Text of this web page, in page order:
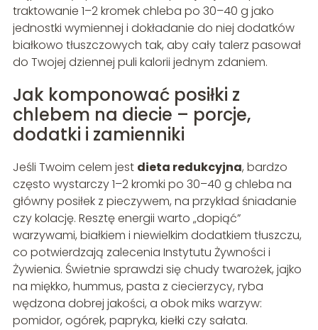
traktowanie 1–2 kromek chleba po 30–40 g jako
jednostki wymiennej i dokładanie do niej dodatków
białkowo tłuszczowych tak, aby cały talerz pasował
do Twojej dziennej puli kalorii jednym zdaniem.
Jak komponować posiłki z
chlebem na diecie – porcje,
dodatki i zamienniki
Jeśli Twoim celem jest dieta redukcyjna, bardzo
często wystarczy 1–2 kromki po 30–40 g chleba na
główny posiłek z pieczywem, na przykład śniadanie
czy kolację. Resztę energii warto „dopiąć”
warzywami, białkiem i niewielkim dodatkiem tłuszczu,
co potwierdzają zalecenia Instytutu Żywności i
Żywienia. Świetnie sprawdzi się chudy twarożek, jajko
na miękko, hummus, pasta z ciecierzycy, ryba
wędzona dobrej jakości, a obok miks warzyw:
pomidor, ogórek, papryka, kiełki czy sałata.